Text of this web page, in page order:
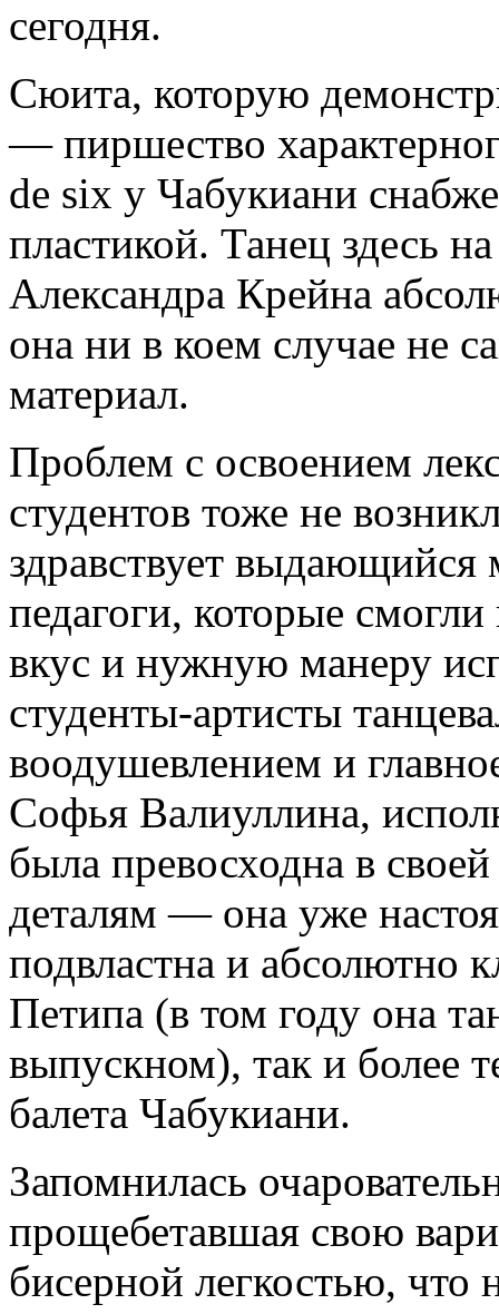
сегодня.
Сюита, которую
— пиршество
de six у Чабукиани
пластикой. Танец здесь
Александра Крейна
она ни в коем случае не
материал.
Проблем с освоением
студентов тоже не
здравствует выдающийся
педагоги, которые
вкус и нужную манеру
студенты-артисты
воодушевлением и
Софья Валиуллина,
была превосходна в
деталям — она уже
подвластна и абсолютно
Петипа (в том году она
выпускном), так и более
балета Чабукиани.
Запомнилась
прощебетавшая свою
бисерной легкостью, что